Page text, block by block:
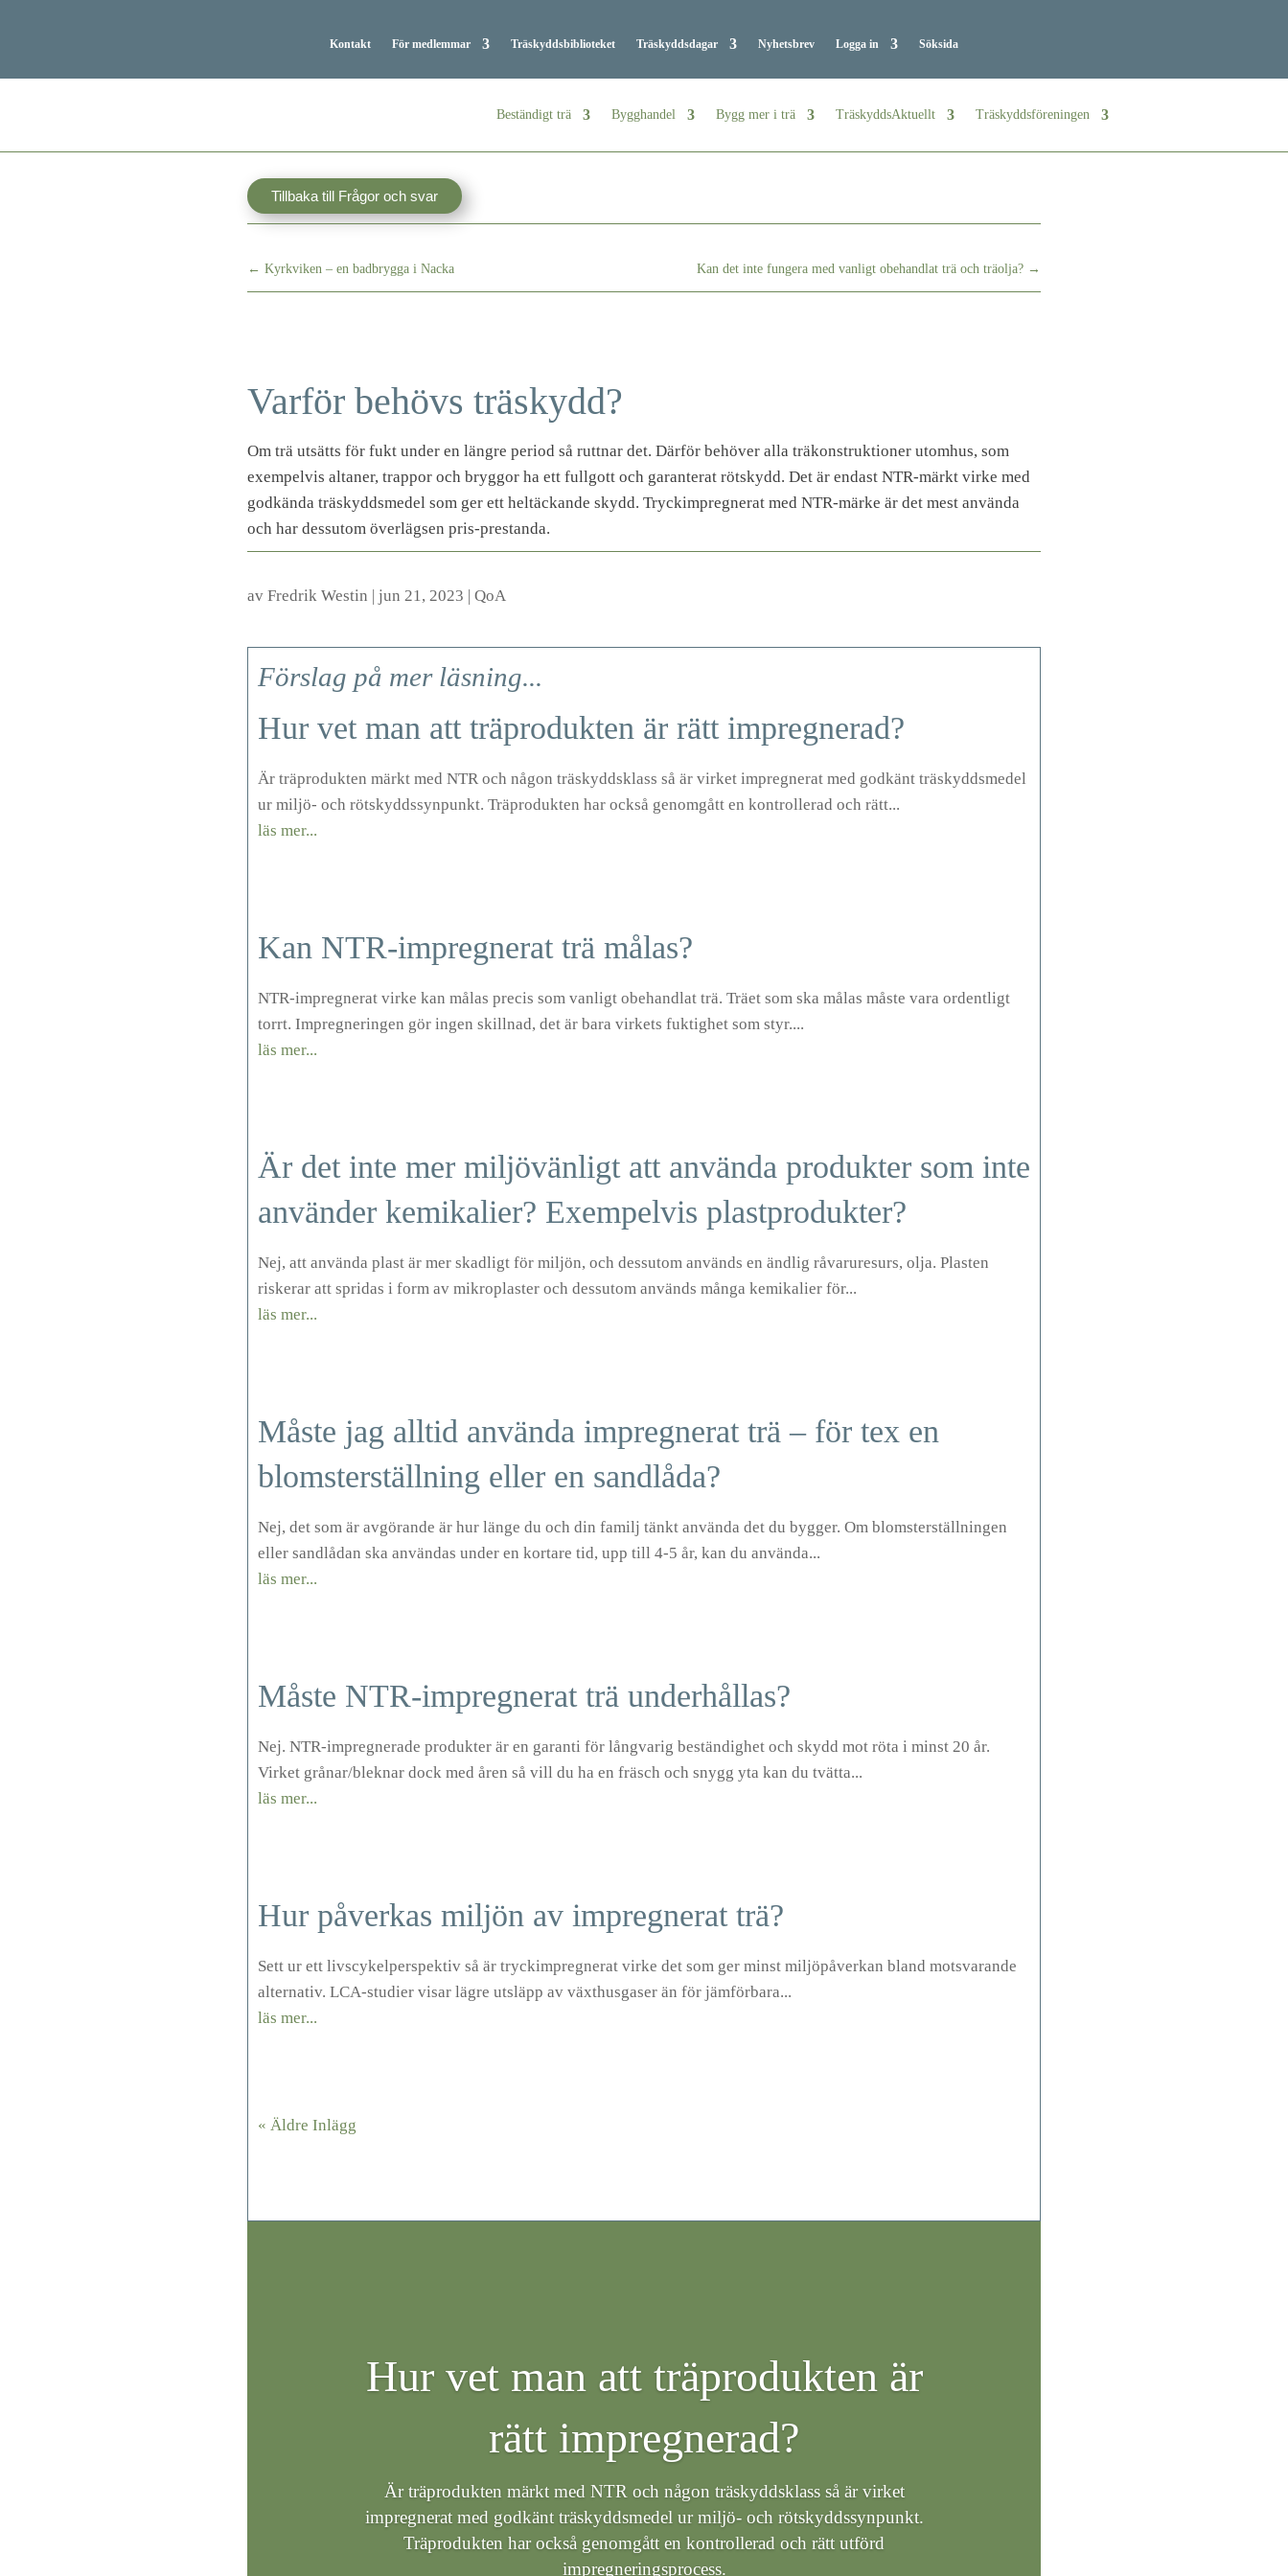
Kontakt För medlemmar Träskyddsbiblioteket Träskyddsdagar Nyhetsbrev Logga in Söksida
Beständigt trä Bygghandel Bygg mer i trä TräskyddsAktuellt Träskyddsföreningen
Tillbaka till Frågor och svar
← Kyrkviken – en badbrygga i Nacka Kan det inte fungera med vanligt obehandlat trä och träolja? →
Varför behövs träskydd?
Om trä utsätts för fukt under en längre period så ruttnar det. Därför behöver alla träkonstruktioner utomhus, som
exempelvis altaner, trappor och bryggor ha ett fullgott och garanterat rötskydd. Det är endast NTR-märkt virke med
godkända träskyddsmedel som ger ett heltäckande skydd. Tryckimpregnerat med NTR-märke är det mest använda
och har dessutom överlägsen pris-prestanda.
av Fredrik Westin | jun 21, 2023 | QoA
Förslag på mer läsning...
Hur vet man att träprodukten är rätt impregnerad?
Är träprodukten märkt med NTR och någon träskyddsklass så är virket impregnerat med godkänt träskyddsmedel
ur miljö- och rötskyddssynpunkt. Träprodukten har också genomgått en kontrollerad och rätt...
läs mer...
Kan NTR-impregnerat trä målas?
NTR-impregnerat virke kan målas precis som vanligt obehandlat trä. Träet som ska målas måste vara ordentligt
torrt. Impregneringen gör ingen skillnad, det är bara virkets fuktighet som styr....
läs mer...
Är det inte mer miljövänligt att använda produkter som inte
använder kemikalier? Exempelvis plastprodukter?
Nej, att använda plast är mer skadligt för miljön, och dessutom används en ändlig råvaruresurs, olja. Plasten
riskerar att spridas i form av mikroplaster och dessutom används många kemikalier för...
läs mer...
Måste jag alltid använda impregnerat trä – för tex en
blomsterställning eller en sandlåda?
Nej, det som är avgörande är hur länge du och din familj tänkt använda det du bygger. Om blomsterställningen
eller sandlådan ska användas under en kortare tid, upp till 4-5 år, kan du använda...
läs mer...
Måste NTR-impregnerat trä underhållas?
Nej. NTR-impregnerade produkter är en garanti för långvarig beständighet och skydd mot röta i minst 20 år.
Virket grånar/bleknar dock med åren så vill du ha en fräsch och snygg yta kan du tvätta...
läs mer...
Hur påverkas miljön av impregnerat trä?
Sett ur ett livscykelperspektiv så är tryckimpregnerat virke det som ger minst miljöpåverkan bland motsvarande
alternativ. LCA-studier visar lägre utsläpp av växthusgaser än för jämförbara...
läs mer...
« Äldre Inlägg
Hur vet man att träprodukten är
rätt impregnerad?
Är träprodukten märkt med NTR och någon träskyddsklass så är virket
impregnerat med godkänt träskyddsmedel ur miljö- och rötskyddssynpunkt.
Träprodukten har också genomgått en kontrollerad och rätt utförd
impregneringsprocess.